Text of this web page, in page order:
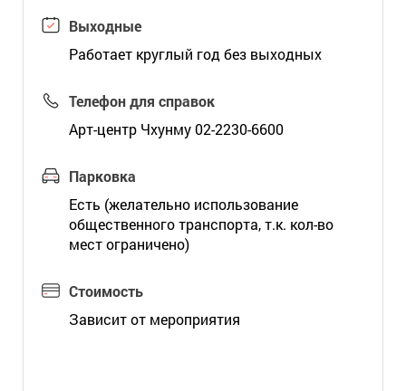
Выходные
Работает круглый год без выходных
Телефон для справок
Арт-центр Чхунму 02-2230-6600
Парковка
Есть (желательно использование
общественного транспорта, т.к. кол-во
мест ограничено)
Стоимость
Зависит от мероприятия